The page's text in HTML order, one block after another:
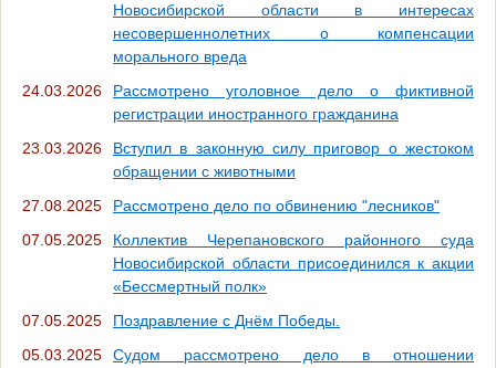
Новосибирской области в интересах
несовершеннолетних о компенсации
морального вреда
24.03.2026
Рассмотрено уголовное дело о фиктивной
регистрации иностранного гражданина
23.03.2026
Вступил в законную силу приговор о жестоком
обращении с животными
27.08.2025
Рассмотрено дело по обвинению "лесников"
07.05.2025
Коллектив Черепановского районного суда
Новосибирской области присоединился к акции
«Бессмертный полк»
07.05.2025
Поздравление с Днём Победы.
05.03.2025
Судом рассмотрено дело в отношении